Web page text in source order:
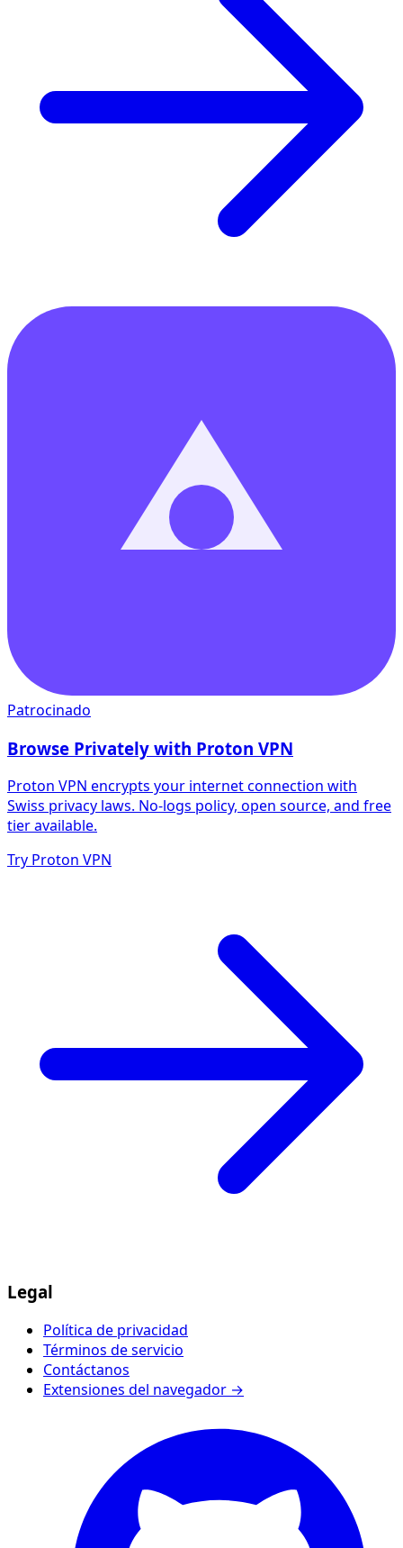
Patrocinado
Browse Privately with Proton VPN
Proton VPN encrypts your internet connection with
Swiss privacy laws. No-logs policy, open source, and free
tier available.
Try Proton VPN
Legal
Política de privacidad
Términos de servicio
Contáctanos
Extensiones del navegador →